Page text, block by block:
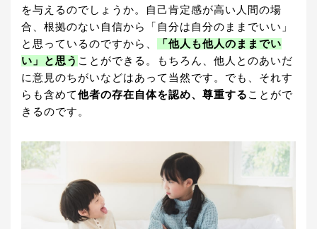
を与えるのでしょうか。自己肯定感が高い人間の場
合、根拠のない自信から「自分は自分のままでいい」
と思っているのですから、
「他人も他人のままでい
い」と思う ことができる。もちろん、他人とのあいだ
に意見のちがいなどはあって当然です。でも、それす
らも含めて他者の存在自体を認め、尊重する ことがで
きるのです。